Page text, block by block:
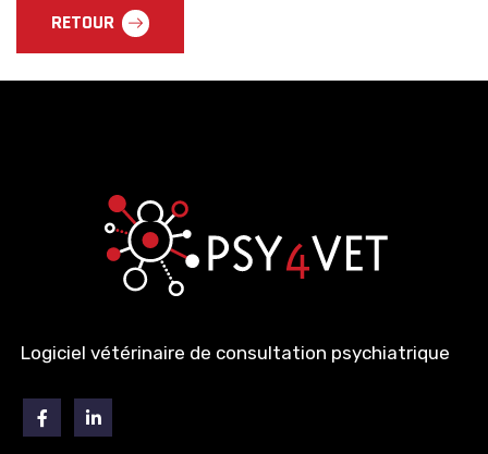
RETOUR
Logiciel vétérinaire de consultation psychiatrique
FacebookLinkedin